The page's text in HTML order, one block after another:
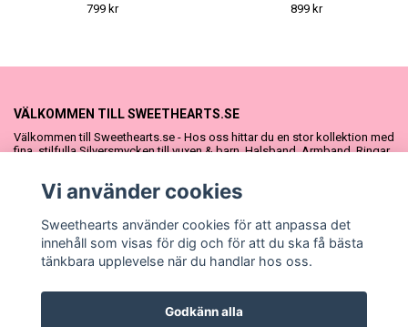
799 kr
899 kr
VÄLKOMMEN TILL SWEETHEARTS.SE
Välkommen till Sweethearts.se - Hos oss hittar du en stor kollektion med
fina, stilfulla Silversmycken till vuxen & barn. Halsband, Armband, Ringar
vår söta Sweethearts kolllektion med barnsmycken, tyllkjolar &
Vi använder cookies
Sweethearts använder cookies för att anpassa det
innehåll som visas för dig och för att du ska få bästa
tänkbara upplevelse när du handlar hos oss.
Godkänn alla